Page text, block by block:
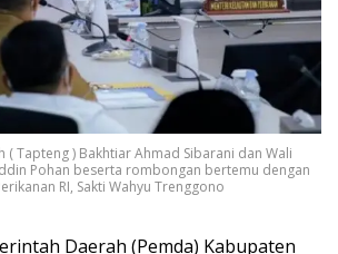
( Tapteng ) Bakhtiar Ahmad Sibarani dan Wali
Pohan beserta rombongan bertemu dengan
RI, Sakti Wahyu Trenggono
Daerah (Pemda) Kabupaten